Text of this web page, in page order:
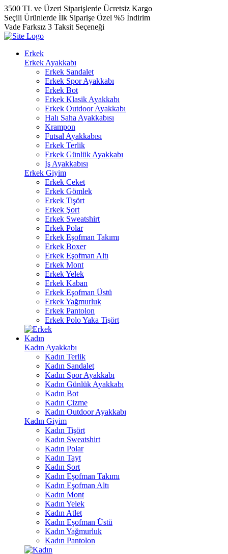
3500 TL ve Üzeri Siparişlerde Ücretsiz Kargo
Seçili Ürünlerde İlk Siparişe Özel %5 İndirim
Vade Farksız 3 Taksit Seçeneği
Erkek
Erkek Ayakkabı
Erkek Sandalet
Erkek Spor Ayakkabı
Erkek Bot
Erkek Klasik Ayakkabı
Erkek Outdoor Ayakkabı
Halı Saha Ayakkabısı
Krampon
Futsal Ayakkabısı
Erkek Terlik
Erkek Günlük Ayakkabı
İş Ayakkabısı
Erkek Giyim
Erkek Ceket
Erkek Gömlek
Erkek Tişört
Erkek Şort
Erkek Sweatshirt
Erkek Polar
Erkek Eşofman Takımı
Erkek Boxer
Erkek Eşofman Altı
Erkek Mont
Erkek Yelek
Erkek Kaban
Erkek Eşofman Üstü
Erkek Yağmurluk
Erkek Pantolon
Erkek Polo Yaka Tişört
Kadın
Kadın Ayakkabı
Kadın Terlik
Kadın Sandalet
Kadın Spor Ayakkabı
Kadın Günlük Ayakkabı
Kadın Bot
Kadın Çizme
Kadın Outdoor Ayakkabı
Kadın Giyim
Kadın Tişört
Kadın Sweatshirt
Kadın Polar
Kadın Tayt
Kadın Şort
Kadın Eşofman Takımı
Kadın Eşofman Altı
Kadın Mont
Kadın Yelek
Kadın Atlet
Kadın Eşofman Üstü
Kadın Yağmurluk
Kadın Pantolon